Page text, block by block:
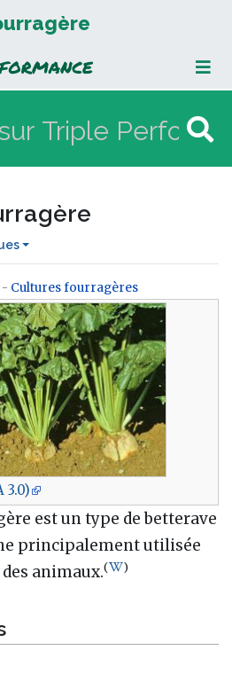
- Cultures fourragères
3.0)
est un type de betterave
principalement utilisée
animaux.( )